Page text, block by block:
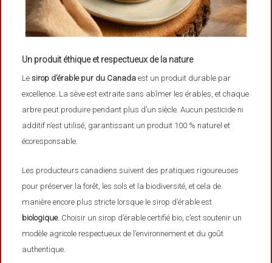
Un produit éthique et respectueux de la nature
Lesirop d’érable pur du Canada est un produit durable par
excellence. La sève est extraite sans abîmer les érables, et chaque
arbre peut produire pendant plus d’un siècle. Aucun pesticide ni
additif n’est utilisé, garantissant un produit 100 % naturel et
écoresponsable.
Les producteurs canadiens suivent des pratiques rigoureuses
pour préserver la forêt, les sols et la biodiversité, et cela de
manière encore plus stricte lorsque le sirop d’érable est
biologique. Choisir un sirop d’érable certifié bio, c’est soutenir un
modèle agricole respectueux de l’environnement et du goût
authentique.